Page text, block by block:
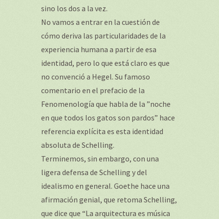
sino los dos a la vez.
No vamos a entrar en la cuestión de
cómo deriva las particularidades de la
experiencia humana a partir de esa
identidad, pero lo que está claro es que
no convenció a Hegel. Su famoso
comentario en el prefacio de la
Fenomenología que habla de la ”noche
en que todos los gatos son pardos” hace
referencia explícita es esta identidad
absoluta de Schelling.
Terminemos, sin embargo, con una
ligera defensa de Schelling y del
idealismo en general. Goethe hace una
afirmación genial, que retoma Schelling,
que dice que “La arquitectura es música